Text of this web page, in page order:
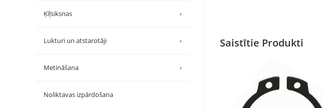
Saistītie Produkti
Ķīļsiksnas ›
Lukturi un atstarotāji ›
Metināšana ›
Noliktavas izpārdošana